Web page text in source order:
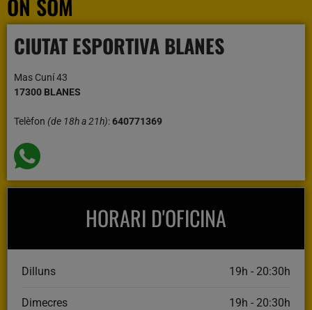
ON SOM
CIUTAT ESPORTIVA BLANES
Mas Cuní 43
17300 BLANES
Telèfon (de 18h a 21h):640771369
HORARI D'OFICINA
Dilluns 19h - 20:30h
Dimecres 19h - 20:30h